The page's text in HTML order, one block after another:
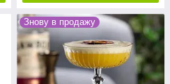
Знову в продажу